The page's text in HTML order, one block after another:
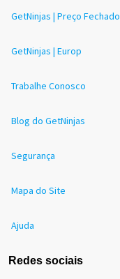
GetNinjas | Preço Fechado
GetNinjas | Europ
Trabalhe Conosco
Blog do GetNinjas
Segurança
Mapa do Site
Ajuda
Redes sociais